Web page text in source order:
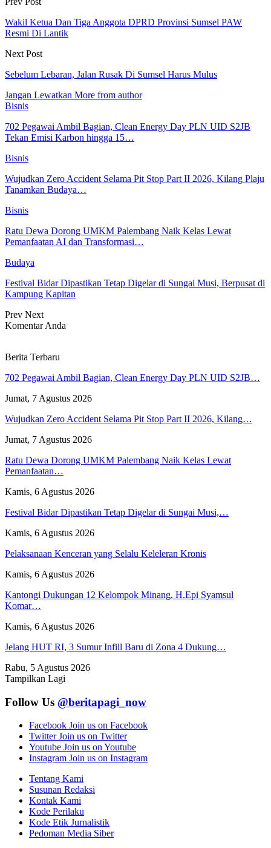
Wakil Ketua Dan Tiga Anggota DPRD Provinsi Sumsel PAW
Resmi Di Lantik
Next Post
Sebelum Lebaran, Jalan Rusak Di Sumsel Harus Mulus
Jangan Lewatkan More from author
Bisnis
702 Pegawai Ambil Bagian, Clean Energy Day PLN UID S2JB
Tekan Emisi Karbon hingga 15…
Bisnis
Wujudkan Zero Accident Selama Pit Stop Part II 2026, Kilang Plaju
Tanamkan Budaya…
Bisnis
Ratu Dewa Dorong UMKM Palembang Naik Kelas Lewat
Pemanfaatan AI dan Transformasi…
Budaya
Festival Bidar Dipastikan Tetap Digelar di Sungai Musi, Berpusat di
Kampung Kapitan
Prev Next
Komentar Anda
Berita Terbaru
702 Pegawai Ambil Bagian, Clean Energy Day PLN UID S2JB…
Jumat, 7 Agustus 2026
Wujudkan Zero Accident Selama Pit Stop Part II 2026, Kilang…
Jumat, 7 Agustus 2026
Ratu Dewa Dorong UMKM Palembang Naik Kelas Lewat
Pemanfaatan…
Kamis, 6 Agustus 2026
Festival Bidar Dipastikan Tetap Digelar di Sungai Musi,…
Kamis, 6 Agustus 2026
Pelaksanaan Kenceran yang Selalu Keleleran Kronis
Kamis, 6 Agustus 2026
Kantongi Dukungan 12 Kelompok Minang, H.Epi Syamsul
Komar…
Kamis, 6 Agustus 2026
Jelang HUT RI, 3 Sumur Infill Baru di Zona 4 Dukung…
Rabu, 5 Agustus 2026
Tampilkan Lagi
Follow Us @beritapagi_now
Facebook Join us on Facebook
Twitter Join us on Twitter
Youtube Join us on Youtube
Instagram Join us on Instagram
Tentang Kami
Susunan Redaksi
Kontak Kami
Kode Perilaku
Kode Etik Jurnalistik
Pedoman Media Siber